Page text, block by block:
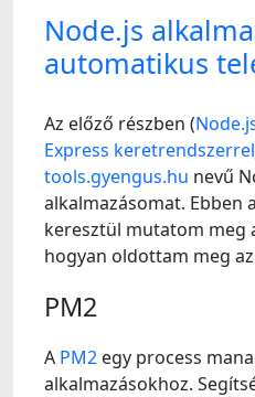
Node.js
automatikus
Az előző részben (
Express keretrendszerrel
tools.gyengus.hu nevű
alkalmazásomat. Ebben
keresztül mutatom meg
hogyan oldottam meg
PM2
A PM2 egy process
alkalmazásokhoz.